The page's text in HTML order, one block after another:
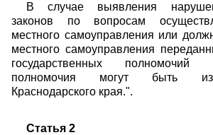
В случае выявления
законов по вопросам
местного самоуправления или
местного самоуправления
государственных полномочий
полномочия могут быть
Краснодарского края.".
Статья 2